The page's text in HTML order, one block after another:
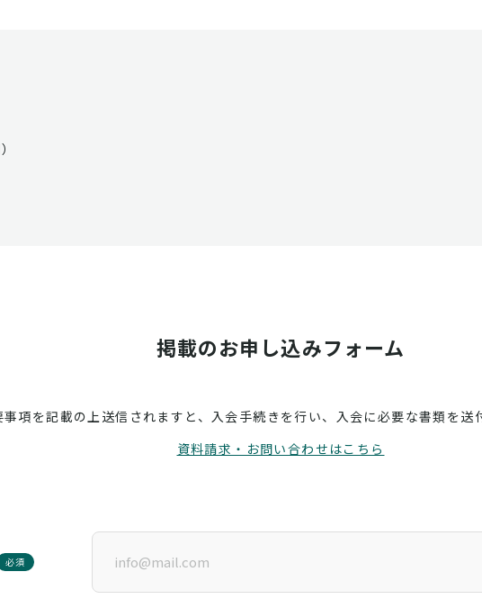
掲載のお申し込みフォーム
項を記載の上送信されますと、入会手続きを行い、入会に必要な書類を送
資料請求・お問い合わせはこちら
必須